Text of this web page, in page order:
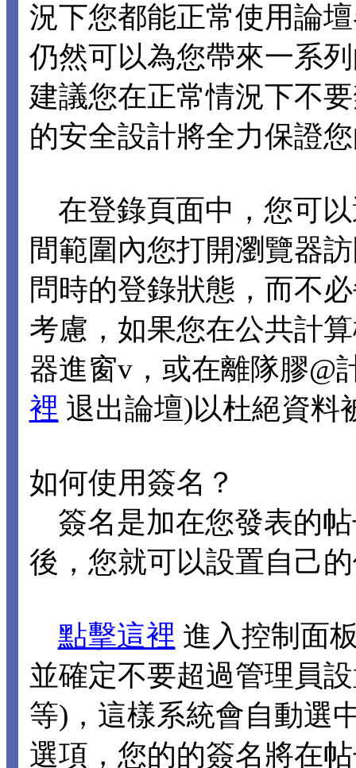
況下您都能正常使用論
仍然可以為您帶來一系
建議您在正常情況下不
的安全設計將全力保證
在登錄頁面中，您可以
間範圍內您打開瀏覽器
問時的登錄狀態，而不
考慮，如果您在公共計
器進窗v，或在離隊膠@
裡 退出論壇)以杜絕資料
如何使用簽名？
簽名是加在您發表的
後，您就可以設置自己
點擊這裡 進入控制面
並確定不要超過管理員
等)，這樣系統會自動選
選項，您的的簽名將在